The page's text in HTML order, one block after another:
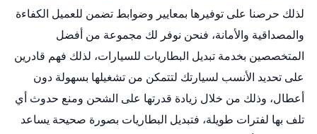
لذلك حرصنا على توفيرها بمعايير وضوابط تضمن للعميل الكفاءة
والمصداقية والأمانة، فنحن نوفر لك مجموعة من أفضل
المتخصصين بخدمة تبديل البطاريات للسيارات، لذلك فهم قادرين
على تحديد الأنسب لسيارتك لتتمكن من تشغيلها بسهولة دون
أعطال، وذلك من خلال زيادة قدرتها على الشحن ومنع حدوث أي
تلف بها لفترات طويلة، فتبديل البطاريات بصورة صحيحة يساعد